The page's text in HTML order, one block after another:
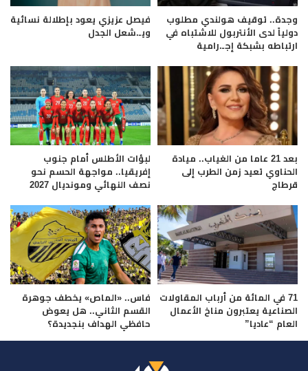
وجدة.. توقيف هولندي مطلوب
دولياً لدى الأنتربول للاشتباه في
ارتباطه بشبكة إجـ.رامية
فيصل عزيزي يعود بإطلالة نسائية
ويـ.شعل الجدل
بعد 21 عاما من الغياب.. ميادة
الحناوي تعيد زمن الطرب إلى
قرطاج
لبؤات الأطلس أمام جنوب
إفريقيا.. مواجهة الحسم نحو
نصف النهائي ومونديال 2027
71 في المائة من أرباب المقاولات
الصناعية يعتبرون مناخ الأعمال
العام “عاديا”
فاس.. «الماص» يخطف جوهرة
القسم الثاني.. هل يعوض
حافظي الهداف بنجديدة؟